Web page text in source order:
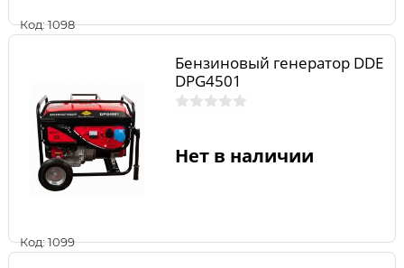
Код: 1098
Код: 1099
Бензиновый генератор DDE
DPG4501
Нет в наличии